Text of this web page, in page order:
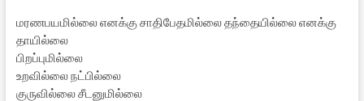
மரணபயமில்லை எனக்கு சாதிபேதமில்லை தந்தையில்லை எனக்கு
தாயில்லை
பிறப்புமில்லை
உறவில்லை நட்பில்லை
குருவில்லை சீடனுமில்லை